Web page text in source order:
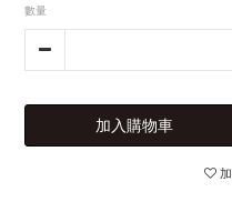
數量
加入購物車